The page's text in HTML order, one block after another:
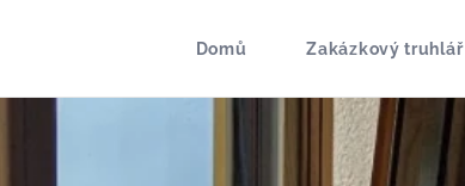
Domů Zakázkový truhlář